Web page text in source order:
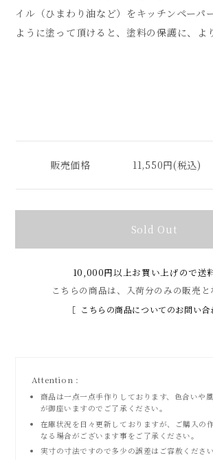
イル（ひまわり油など）をキッチンペーパ
ように塗って頂けると、塗料の保護に、よ
販売価格 11,550円(税込)
Sold Out
10,000円以上お買い上げので送
こちらの商品は、入荷分のみの販売と
こちらの商品についてのお問い合
Attention :
商品は一点一点手作りしております、色合いや
が御座いますのでご了承ください。
在庫状況を日々更新しておりますが、ご購入の
なる場合がございます事をご了承ください。
実寸の寸法ですので多少の誤差はご容赦ください